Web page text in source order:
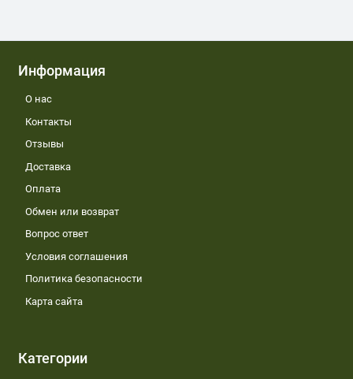
Информация
О нас
Контакты
Отзывы
Доставка
Оплата
Обмен или возврат
Вопрос ответ
Условия соглашения
Политика безопасности
Карта сайта
Категории